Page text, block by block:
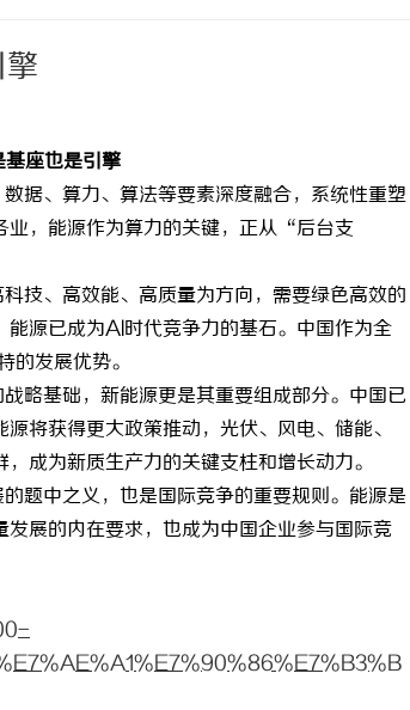
座也是引擎
据、算力、算法等要素深度融合，系统性重塑
业，能源作为算力的关键，正从“后台支
技、高效能、高质量为方向，需要绿色高效的
源已成为AI时代竞争力的基石。中国作为全
的发展优势。
略基础，新能源更是其重要组成部分。中国已
将获得更大政策推动，光伏、风电、储能、
成为新质生产力的关键支柱和增长动力。
题中之义，也是国际竞争的重要规则。能源是
展的内在要求，也成为中国企业参与国际竞